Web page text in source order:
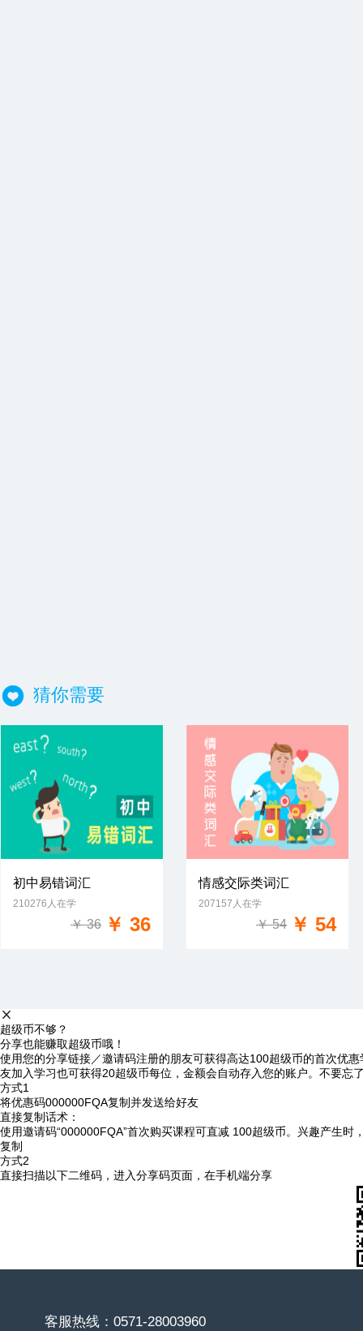
猜你需要
免费试学
初中易错词汇
210276人在学
￥ 36 ￥ 36
免费试学
情感交际类词汇
207157人在学
￥ 54 ￥ 54
超级币不够？
分享也能赚取超级币哦！
使用您的分享链接／邀请码注册的朋友可获得高达100超级币的首次优
友加入学习也可获得20超级币每位，金额会自动存入您的账户。不要忘
方式1
将优惠码000000FQA复制并发送给好友
直接复制话术：
使用邀请码“000000FQA”首次购买课程可直减 100超级币。兴趣产生时
复制
方式2
直接扫描以下二维码，进入分享码页面，在手机端分享
客服热线：0571-28003960